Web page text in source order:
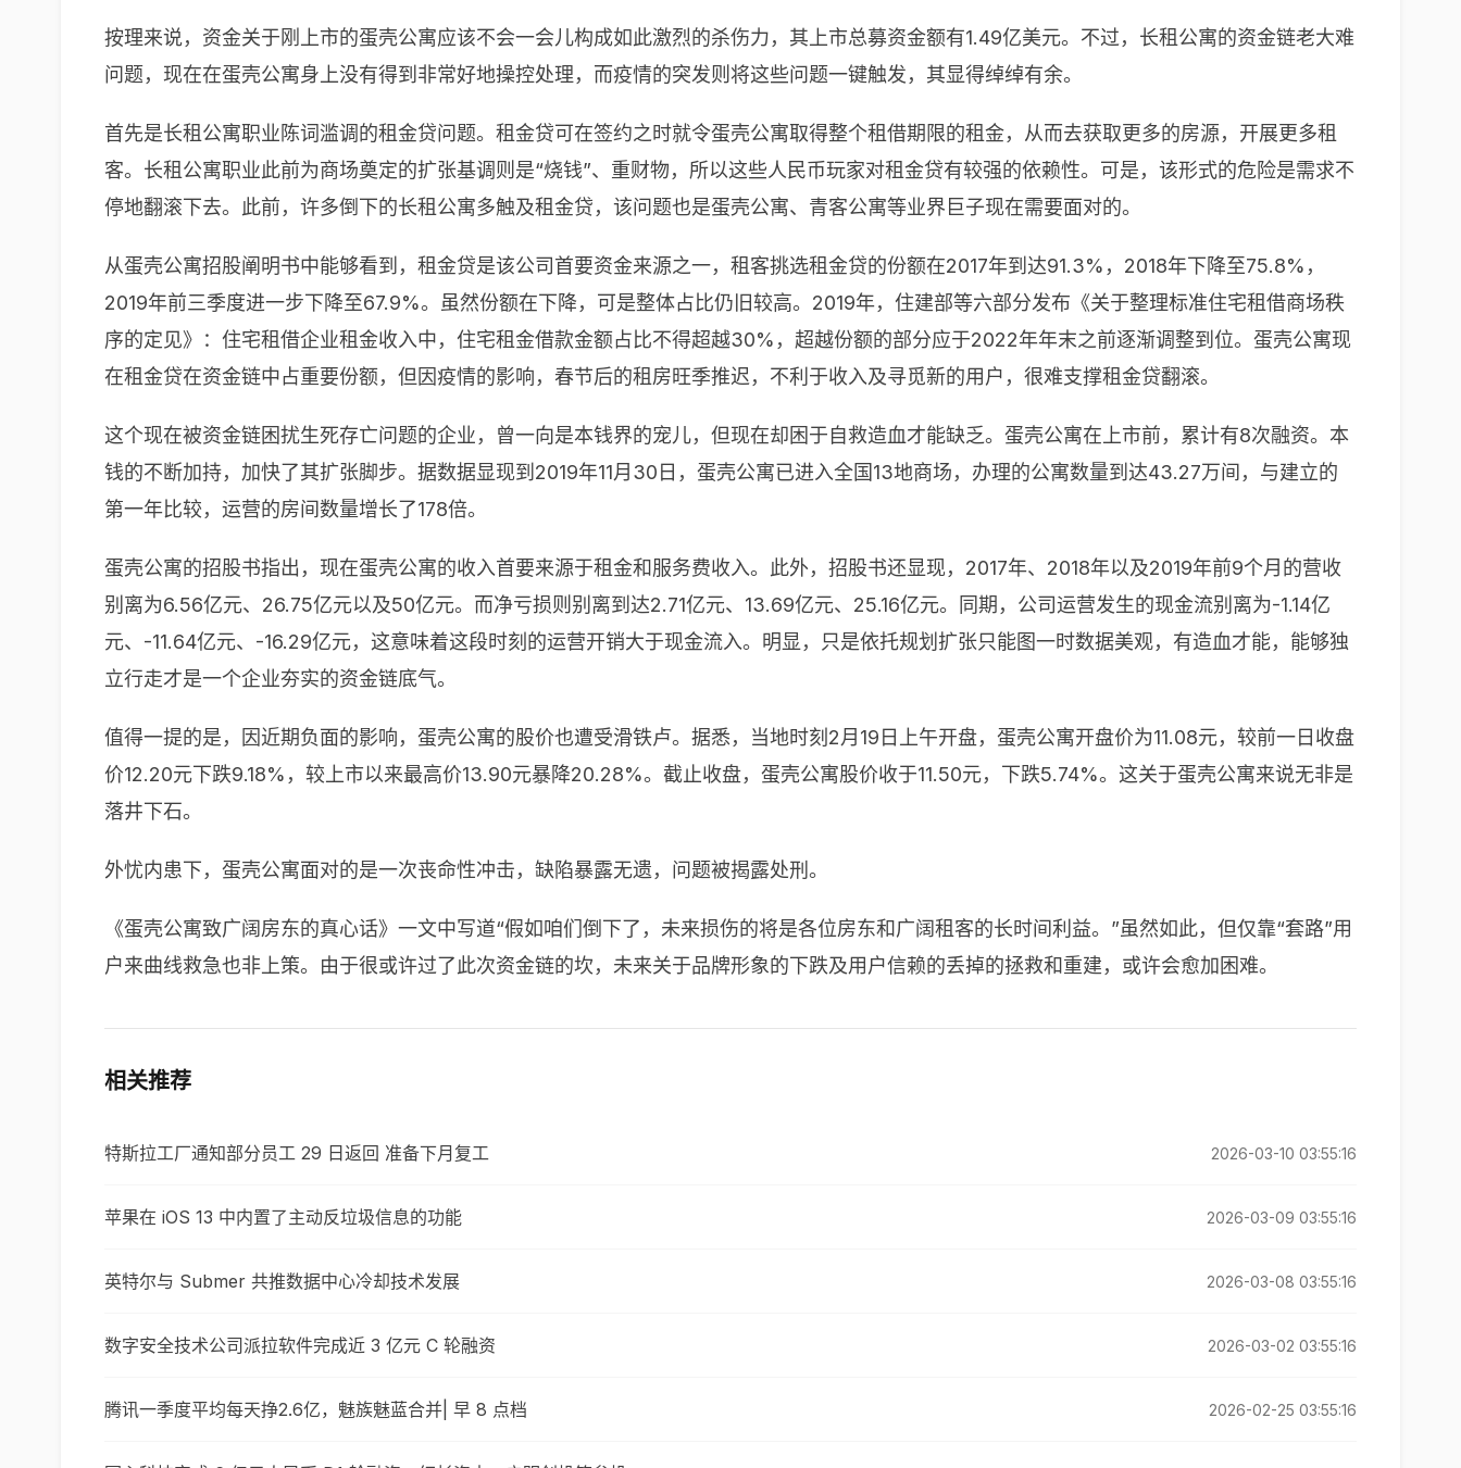
按理来说，资金关于刚上市的蛋壳公寓应该不会一会儿构成如此激烈的杀伤力，其上市总募资金额有1.49亿美元。不过，长租公寓的资金链老大难
问题，现在在蛋壳公寓身上没有得到非常好地操控处理，而疫情的突发则将这些问题一键触发，其显得绰绰有余。
首先是长租公寓职业陈词滥调的租金贷问题。租金贷可在签约之时就令蛋壳公寓取得整个租借期限的租金，从而去获取更多的房源，开展更多租
客。长租公寓职业此前为商场奠定的扩张基调则是“烧钱”、重财物，所以这些人民币玩家对租金贷有较强的依赖性。可是，该形式的危险是需求不
停地翻滚下去。此前，许多倒下的长租公寓多触及租金贷，该问题也是蛋壳公寓、青客公寓等业界巨子现在需要面对的。
从蛋壳公寓招股阐明书中能够看到，租金贷是该公司首要资金来源之一，租客挑选租金贷的份额在2017年到达91.3%，2018年下降至75.8%，
2019年前三季度进一步下降至67.9%。虽然份额在下降，可是整体占比仍旧较高。2019年，住建部等六部分发布《关于整理标准住宅租借商场秩
序的定见》：住宅租借企业租金收入中，住宅租金借款金额占比不得超越30%，超越份额的部分应于2022年年末之前逐渐调整到位。蛋壳公寓现
在租金贷在资金链中占重要份额，但因疫情的影响，春节后的租房旺季推迟，不利于收入及寻觅新的用户，很难支撑租金贷翻滚。
这个现在被资金链困扰生死存亡问题的企业，曾一向是本钱界的宠儿，但现在却困于自救造血才能缺乏。蛋壳公寓在上市前，累计有8次融资。本
钱的不断加持，加快了其扩张脚步。据数据显现到2019年11月30日，蛋壳公寓已进入全国13地商场，办理的公寓数量到达43.27万间，与建立的
第一年比较，运营的房间数量增长了178倍。
蛋壳公寓的招股书指出，现在蛋壳公寓的收入首要来源于租金和服务费收入。此外，招股书还显现，2017年、2018年以及2019年前9个月的营收
别离为6.56亿元、26.75亿元以及50亿元。而净亏损则别离到达2.71亿元、13.69亿元、25.16亿元。同期，公司运营发生的现金流别离为-1.14亿
元、-11.64亿元、-16.29亿元，这意味着这段时刻的运营开销大于现金流入。明显，只是依托规划扩张只能图一时数据美观，有造血才能，能够独
立行走才是一个企业夯实的资金链底气。
值得一提的是，因近期负面的影响，蛋壳公寓的股价也遭受滑铁卢。据悉，当地时刻2月19日上午开盘，蛋壳公寓开盘价为11.08元，较前一日收盘
价12.20元下跌9.18%，较上市以来最高价13.90元暴降20.28%。截止收盘，蛋壳公寓股价收于11.50元，下跌5.74%。这关于蛋壳公寓来说无非是
落井下石。
外忧内患下，蛋壳公寓面对的是一次丧命性冲击，缺陷暴露无遗，问题被揭露处刑。
《蛋壳公寓致广阔房东的真心话》一文中写道“假如咱们倒下了，未来损伤的将是各位房东和广阔租客的长时间利益。”虽然如此，但仅靠“套路”用
户来曲线救急也非上策。由于很或许过了此次资金链的坎，未来关于品牌形象的下跌及用户信赖的丢掉的拯救和重建，或许会愈加困难。
相关推荐
特斯拉工厂通知部分员工 29 日返回 准备下月复工 2026-03-10 03:55:16
苹果在 iOS 13 中内置了主动反垃圾信息的功能 2026-03-09 03:55:16
英特尔与 Submer 共推数据中心冷却技术发展 2026-03-08 03:55:16
数字安全技术公司派拉软件完成近 3 亿元 C 轮融资 2026-03-02 03:55:16
腾讯一季度平均每天挣2.6亿，魅族魅蓝合并| 早 8 点档 2026-02-25 03:55:16